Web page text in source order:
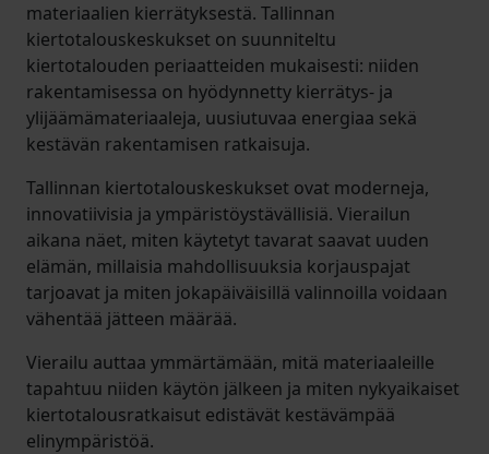
materiaalien kierrätyksestä. Tallinnan
kiertotalouskeskukset on suunniteltu
kiertotalouden periaatteiden mukaisesti: niiden
rakentamisessa on hyödynnetty kierrätys- ja
ylijäämämateriaaleja, uusiutuvaa energiaa sekä
kestävän rakentamisen ratkaisuja.
Tallinnan kiertotalouskeskukset ovat moderneja,
innovatiivisia ja ympäristöystävällisiä. Vierailun
aikana näet, miten käytetyt tavarat saavat uuden
elämän, millaisia mahdollisuuksia korjauspajat
tarjoavat ja miten jokapäiväisillä valinnoilla voidaan
vähentää jätteen määrää.
Vierailu auttaa ymmärtämään, mitä materiaaleille
tapahtuu niiden käytön jälkeen ja miten nykyaikaiset
kiertotalousratkaisut edistävät kestävämpää
elinympäristöä.